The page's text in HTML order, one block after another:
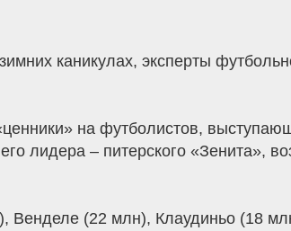
каникулах, эксперты
на футболистов,
лидера – питерского «Зенита»,
Венделе (22 млн), Клаудиньо (18